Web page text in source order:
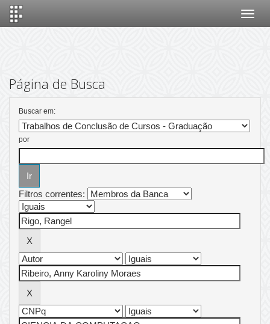
Página de Busca
Buscar em:
por
Filtros correntes: